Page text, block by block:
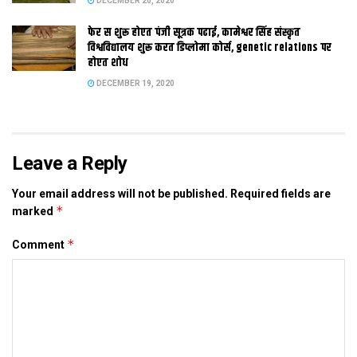
सुरसंड सीतामढ़ी
बाल्मीकिनगर प. चम्पारण
बिहारीगंज मधेपुरा
बिरौली दरभंगा
ताजपुर समस्तीपुर
पटोरी समस्तीपुर
पीरी लख्ीसराय
कजरा लखीसराय
यजुआर मुजफ्फरपुर
सिकटा प. चंपारण
घोड़ासाहन पू. चंपारण
फेर स शुरू होएत पंजी सूत्रक पढाई, कामेश्वर सिंह संस्कृत
विश्वविद्यालय शुरू करत डिप्लोमा कोर्स, genetic relations पर
होएत शोध
DECEMBER 19, 2020
Leave a Reply
Your email address will not be published. Required fields are
marked *
Comment *